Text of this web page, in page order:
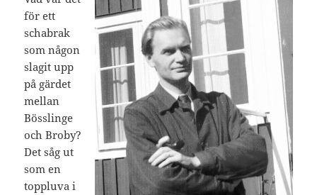
för ett
schabrak
som någon
slagit upp
på gärdet
mellan
Bösslinge
och Broby?
Det såg ut
som en
toppluva i